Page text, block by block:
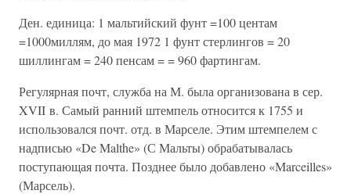
Ден. единица: 1 мальтийский фунт =100 центам
=1000миллям, до мая 1972 1 фунт стерлингов = 20
шиллингам = 240 пенсам = = 960 фартингам.
Регулярная почт, служба на М. была организована в сер.
XVII в. Самый ранний штемпель относится к 1755 и
использовался почт. отд. в Марселе. Этим штемпелем с
надписью «De Malthe» (С Мальты) обрабатывалась
поступающая почта. Позднее было добавлено «Marceilles»
(Марсель).